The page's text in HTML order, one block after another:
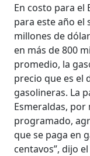
En costo para el
para este año el
millones de
en más de 800
promedio, la
precio que es el
gasolineras. La
Esmeraldas,
programado,
que se paga en
centavos”, dijo